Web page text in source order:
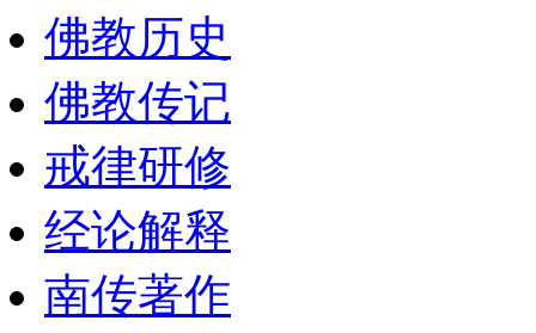
佛教历史
佛教传记
戒律研修
经论解释
南传著作